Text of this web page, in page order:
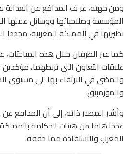
ومن جهته، عر ف المدافع عن العدالة
المؤسسة وصلاحياتها ووسائل عملها
نظيرتها في المملكة المغربية، مجددا
كما عبر الطرفان خلال هذه
علاقات التعاون التي تربطهما،
والمضي في الارتقاء بها إلى مستوى
والموزمبيق.
وأشار المصدر ذاته، إلى أن المدافع عن
عددا هاما من هيئات الحكامة
المغرب والاستفادة مما حققه.